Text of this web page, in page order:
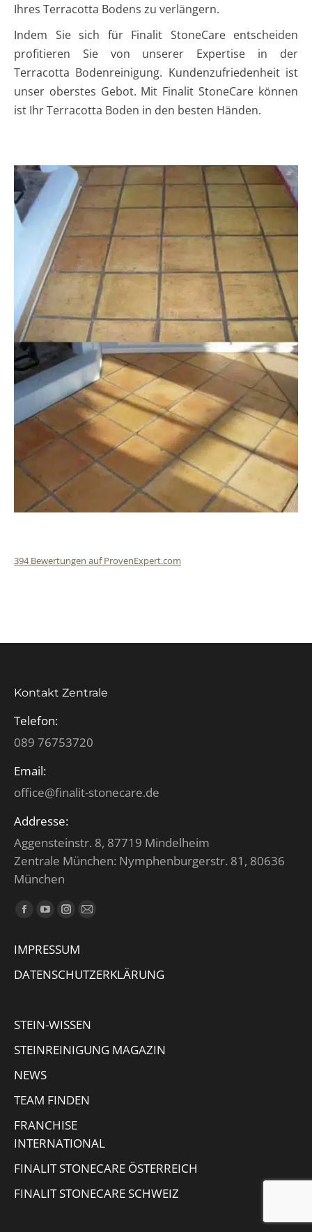
Ihres Terracotta Bodens zu verlängern.
Indem Sie sich für Finalit StoneCare entscheiden
profitieren Sie von unserer Expertise in der
Terracotta Bodenreinigung. Kundenzufriedenheit ist
unser oberstes Gebot. Mit Finalit StoneCare können
ist Ihr Terracotta Boden in den besten Händen.
394Bewertungen auf ProvenExpert.com
Kontakt Zentrale
Telefon:
089 76753720
Email:
office@finalit-stonecare.de
Addresse:
Aggensteinstr. 8, 87719 Mindelheim
Zentrale München: Nymphenburgerstr. 81, 80636
München
Finden Sie uns auf:
Facebook
opens
in
YouTube
opens
in
Instagram
opens
in
E-
opens
window
IMPRESSUM
DATENSCHUTZERKLÄRUNG
STEIN-WISSEN
STEINREINIGUNG MAGAZIN
NEWS
TEAM FINDEN
FRANCHISE
INTERNATIONAL
FINALIT STONECARE ÖSTERREICH
FINALIT STONECARE SCHWEIZ